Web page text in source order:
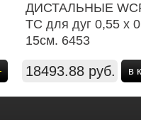
ДИСТАЛЬНЫЕ
ТС для дуг 0,55 х
15см. 6453
18493.88 руб. в